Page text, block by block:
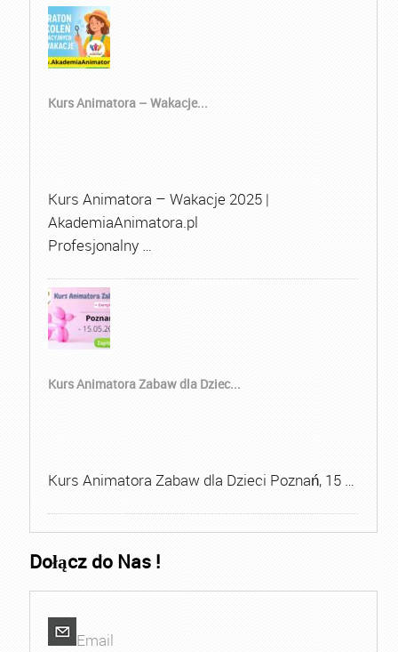
Kurs Animatora – Wakacje...
Kurs Animatora – Wakacje 2025 |
AkademiaAnimatora.pl
Profesjonalny …
Kurs Animatora Zabaw dla Dziec...
Kurs Animatora Zabaw dla Dzieci Poznań, 15 …
Dołącz do Nas !
Email